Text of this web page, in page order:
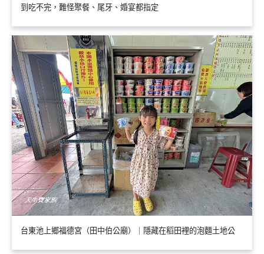
到吃不完，難怪聚餐、尾牙、婚宴都指定
台東池上鄉福德宮（田中伯公廟）｜隱藏在稻田裡的泡麵土地公